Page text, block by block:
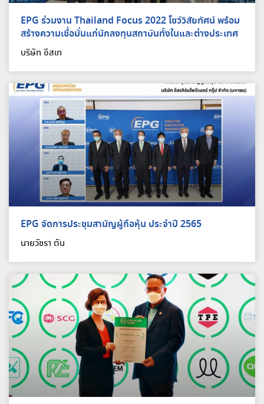
EPG ร่วมงาน Thailand Focus 2022 โชว์วิสัยทัศน์ พร้อม
สร้างความเชื่อมั่นแก่นักลงทุนสถาบันทั้งในและต่างประเทศ
บริษัท อีสเท
EPG จัดการประชุมสามัญผู้ถือหุ้น ประจำปี 2565
นายวัชรา ตัน